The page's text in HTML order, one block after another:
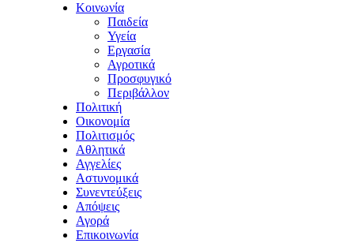
Κοινωνία
Παιδεία
Υγεία
Εργασία
Αγροτικά
Προσφυγικό
Περιβάλλον
Πολιτική
Οικονομία
Πολιτισμός
Αθλητικά
Αγγελίες
Αστυνομικά
Συνεντεύξεις
Απόψεις
Αγορά
Επικοινωνία